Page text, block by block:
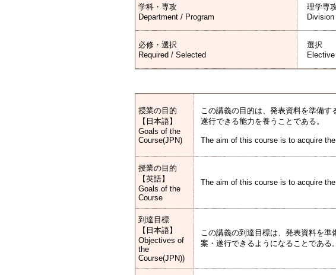
学科・専攻
Department / Program
理学専
必修・選択
Required / Selected
選択
Elective
授業の目的
【日本語】
Goals of the
Course(JPN)
この講義の目的は、発表資料を準備す
遂行できる能力を養うことである。
The aim of this course is to acquire
授業の目的
【英語】
Goals of the
Course
The aim of this course is to acquire
到達目標
【日本語】
Objectives of
the
Course(JPN))
この講義の到達目標は、発表資料を
案・遂行できるようになることである。